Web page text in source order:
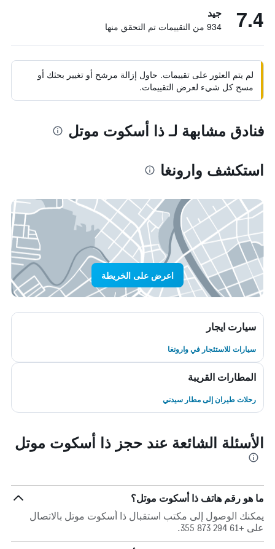
7.4 جيد
934 من التقييمات تم التحقق منها
لم يتم العثور على تقييمات. حاول إزالة مرشح أو تغيير بحثك أو
مسح كل شيء لعرض التقييمات.
فنادق مشابهة لـ ذا أسكوت موتل
استكشف وارونغا
اعرض على الخريطة
سيارت ايجار
سيارات للاستئجار في وارونغا
المطارات القريبة
رحلات طيران إلى مطار سيدني
الأسئلة الشائعة عند حجز ذا أسكوت موتل
ما هو رقم هاتف ذا أسكوت موتل؟
يمكنك الوصول إلى مكتب استقبال ذا أسكوت موتل بالاتصال
على +61 294 873 355.